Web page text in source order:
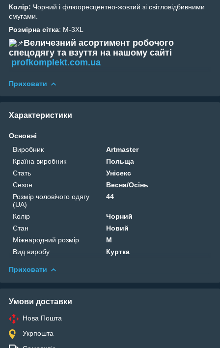
Колір: Чорний і флюоресцентно-жовтий зі світловідбивними
смугами.
Розмірна сітка: М-3XL
Величезний асортимент робочого
спецодягу та взуття на нашому сайті
profkomplekt.com.ua
Приховати
Характеристики
Основні
Виробник
Artmaster
Країна виробник
Польща
Стать
Унісекс
Сезон
Весна/Осінь
Розмір чоловічого одягу
(UA)
44
Колір
Чорний
Стан
Новий
Міжнародний розмір
M
Вид виробу
Куртка
Приховати
Умови доставки
Нова Пошта
Укрпошта